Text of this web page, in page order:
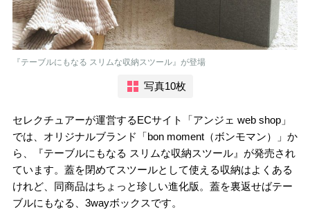
『テーブルにもなる スリムな収納スツール』が登場
写真10枚
セレクチュアーが運営するECサイト「アンジェ web shop」
では、オリジナルブランド「bon moment（ボンモマン）」か
ら、『テーブルにもなる スリムな収納スツール』が発売され
ています。蓋を閉めてスツールとして使える収納はよくある
けれど、同商品はちょっと珍しい進化版。蓋を裏返せばテー
ブルにもなる、3wayボックスです。